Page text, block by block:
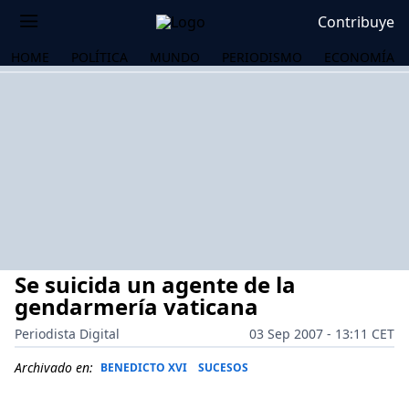
Contribuye
HOME POLÍTICA MUNDO PERIODISMO ECONOMÍA
Se suicida un agente de la
gendarmería vaticana
Periodista Digital
03 Sep 2007 - 13:11 CET
Archivado en: BENEDICTO XVI SUCESOS